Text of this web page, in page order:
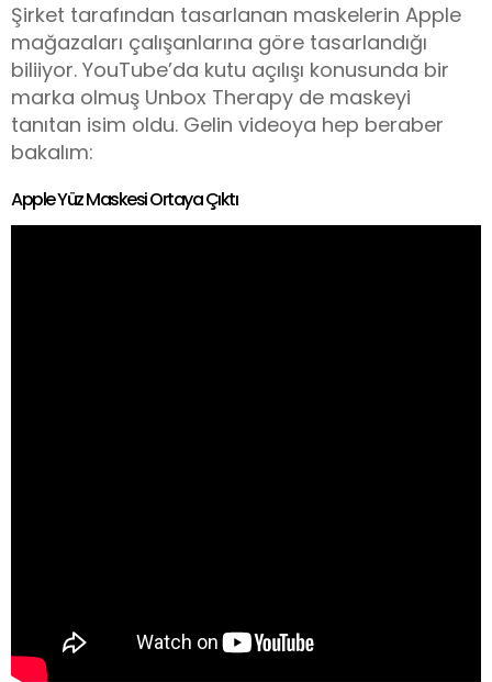
Şirket tarafından tasarlanan maskelerin Apple
mağazaları çalışanlarına göre tasarlandığı
biliiyor. YouTube’da kutu açılışı konusunda bir
marka olmuş Unbox Therapy de maskeyi
tanıtan isim oldu. Gelin videoya hep beraber
bakalım:
Apple Yüz Maskesi Ortaya Çıktı